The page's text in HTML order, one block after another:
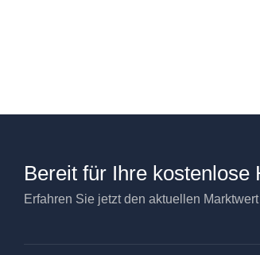
Bereit für Ihre kostenlose
Erfahren Sie jetzt den aktuellen